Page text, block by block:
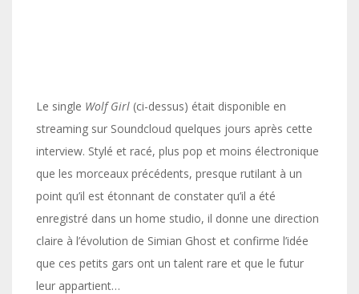
Le single Wolf Girl (ci-dessus) était disponible en
streaming sur Soundcloud quelques jours après cette
interview. Stylé et racé, plus pop et moins électronique
que les morceaux précédents, presque rutilant à un
point qu’il est étonnant de constater qu’il a été
enregistré dans un home studio, il donne une direction
claire à l’évolution de Simian Ghost et confirme l’idée
que ces petits gars ont un talent rare et que le futur
leur appartient…